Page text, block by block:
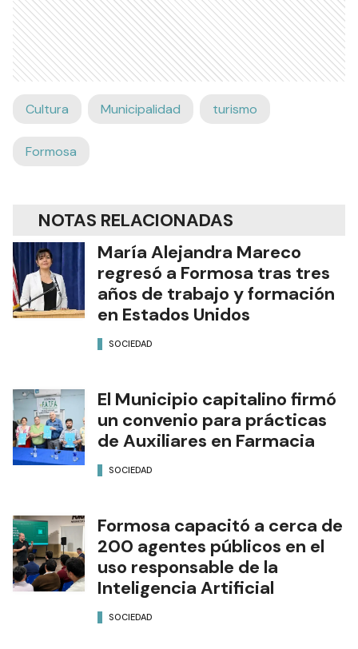
Cultura Municipalidad turismo
Formosa
NOTAS RELACIONADAS
María Alejandra Mareco
regresó a Formosa tras tres
años de trabajo y formación
en Estados Unidos
SOCIEDAD
El Municipio capitalino firmó
un convenio para prácticas
de Auxiliares en Farmacia
SOCIEDAD
Formosa capacitó a cerca de
200 agentes públicos en el
uso responsable de la
Inteligencia Artificial
SOCIEDAD